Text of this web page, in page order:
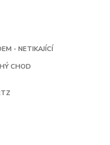
- NETIKAJÍCÍ
CHOD